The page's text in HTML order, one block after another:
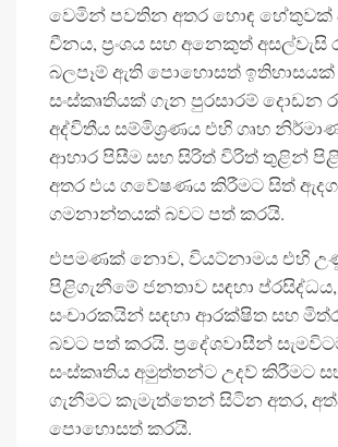
වෙමින් පවතින අතර හොඳ හේතුවක්
චීනය, ප්‍රංශය සහ අනෙකුත් අසල්වැසි
බලපෑම් ඇති පොහොසත්
සංස්කෘතියක් ගැන පුරසාරම් දොඩන
අද්විතීය සම්මිශ්‍රණය එහි ගෘහ
ආහාර පිසීම සහ සිරිත් විරිත් තුළින්
අතර එය ගවේෂණය කිරීමට සිත්
ගමනාන්තයක් බවට පත් කරයි.
එපමණක් නොව, වියට්නාමය එහි
පිළිගැනීමේ ජනතාව සඳහා
සංචාරකයින් සඳහා ආරක්ෂිත සහ
බවට පත් කරයි. ප්‍රදේශවාසීන්
සංස්කෘතිය අමුත්තන්ට උදව් කිරීමට
ගැනීමට කැමැත්තෙන් සිටින අතර,
පොහොසත් කරයි.